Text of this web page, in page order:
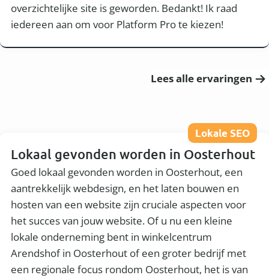
overzichtelijke site is geworden. Bedankt! Ik raad
iedereen aan om voor Platform Pro te kiezen!
Lees alle ervaringen
Lokale SEO
Lokaal gevonden worden in Oosterhout
Goed lokaal gevonden worden in Oosterhout, een
aantrekkelijk webdesign, en het laten bouwen en
hosten van een website zijn cruciale aspecten voor
het succes van jouw website. Of u nu een kleine
lokale onderneming bent in winkelcentrum
Arendshof in Oosterhout of een groter bedrijf met
een regionale focus rondom Oosterhout, het is van